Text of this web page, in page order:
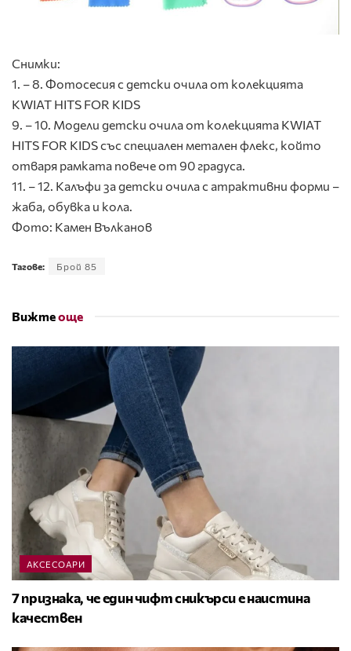
Снимки:
1. – 8. Фотосесия с детски очила от колекцията
KWIAT HITS FOR KIDS
9. – 10. Модели детски очила от колекцията KWIAT
HITS FOR KIDS със специален метален флекс, който
отваря рамката повече от 90 градуса.
11. – 12. Калъфи за детски очила с атрактивни форми –
жаба, обувка и кола.
Фото: Камен Вълканов
Тагове: Брой 85
Вижтеоще
АКСЕСОАРИ
7 признака, че един чифт сникърси е наистина
качествен